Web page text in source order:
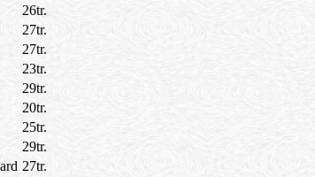
26tr.
27tr.
27tr.
23tr.
29tr.
20tr.
25tr.
29tr.
27tr.